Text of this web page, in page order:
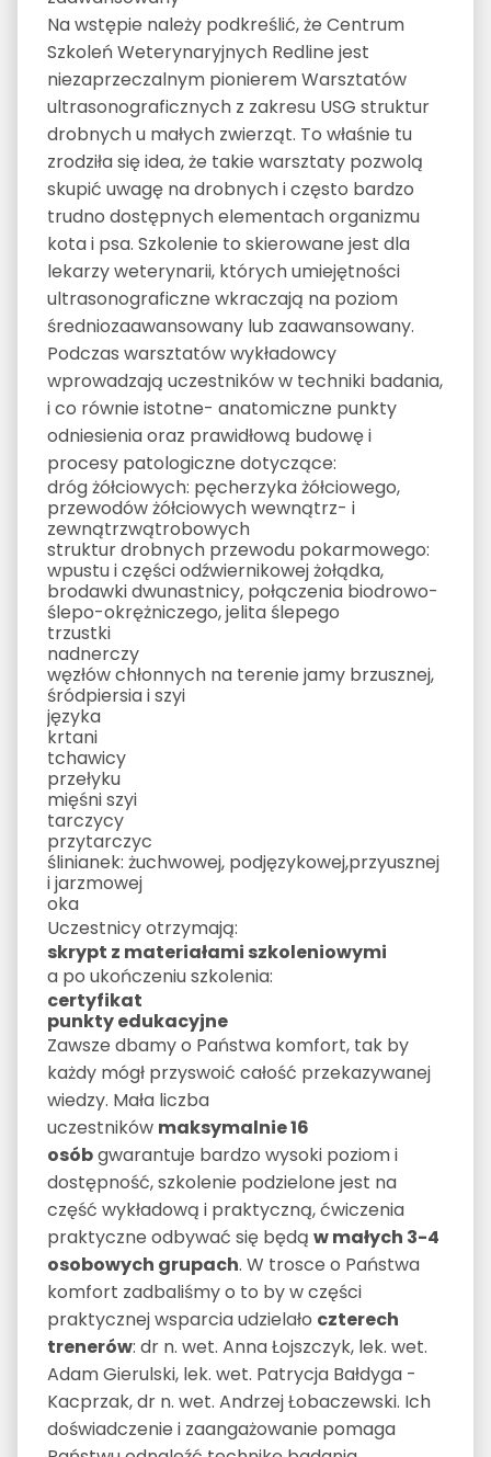
Na wstępie należy podkreślić, że Centrum
Szkoleń Weterynaryjnych Redline jest
niezaprzeczalnym pionierem Warsztatów
ultrasonograficznych z zakresu USG struktur
drobnych u małych zwierząt. To właśnie tu
zrodziła się idea, że takie warsztaty pozwolą
skupić uwagę na drobnych i często bardzo
trudno dostępnych elementach organizmu
kota i psa. Szkolenie to skierowane jest dla
lekarzy weterynarii, których umiejętności
ultrasonograficzne wkraczają na poziom
średniozaawansowany lub zaawansowany.
Podczas warsztatów wykładowcy
wprowadzają uczestników w techniki badania,
i co równie istotne- anatomiczne punkty
odniesienia oraz prawidłową budowę i
procesy patologiczne dotyczące:
dróg żółciowych: pęcherzyka żółciowego,
przewodów żółciowych wewnątrz- i
zewnątrzwątrobowych
struktur drobnych przewodu pokarmowego:
wpustu i części odźwiernikowej żołądka,
brodawki dwunastnicy, połączenia biodrowo-
ślepo-okrężniczego, jelita ślepego
trzustki
nadnerczy
węzłów chłonnych na terenie jamy brzusznej,
śródpiersia i szyi
języka
krtani
tchawicy
przełyku
mięśni szyi
tarczycy
przytarczyc
ślinianek: żuchwowej, podjęzykowej,przyusznej
i jarzmowej
oka
Uczestnicy otrzymają:
skrypt z materiałami szkoleniowymi
a po ukończeniu szkolenia:
certyfikat
punkty edukacyjne
Zawsze dbamy o Państwa komfort, tak by
każdy mógł przyswoić całość przekazywanej
wiedzy. Mała liczba
uczestników maksymalnie 16
osóbgwarantuje bardzo wysoki poziom i
dostępność, szkolenie podzielone jest na
część wykładową i praktyczną, ćwiczenia
praktyczne odbywać się będą w małych 3-4
osobowych grupach. W trosce o Państwa
komfort zadbaliśmy o to by w części
praktycznej wsparcia udzielało czterech
trenerów: dr n. wet. Anna Łojszczyk, lek. wet.
Adam Gierulski, lek. wet. Patrycja Bałdyga -
Kacprzak, dr n. wet. Andrzej Łobaczewski. Ich
doświadczenie i zaangażowanie pomaga